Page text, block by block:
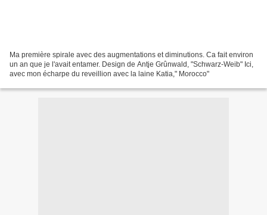
Ma première spirale avec des augmentations et diminutions. Ca fait environ
un an que je l'avait entamer. Design de Antje Grûnwald, "Schwarz-Weib" Ici,
avec mon écharpe du reveillion avec la laine Katia," Morocco"